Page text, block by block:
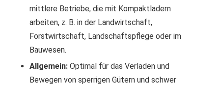
mittlere Betriebe, die mit Kompaktladern
arbeiten, z. B. in der Landwirtschaft,
Forstwirtschaft, Landschaftspflege oder im
Bauwesen.
Allgemein: Optimal für das Verladen und
Bewegen von sperrigen Gütern und schwer